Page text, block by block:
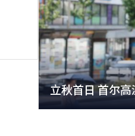
立秋首日 首尔高